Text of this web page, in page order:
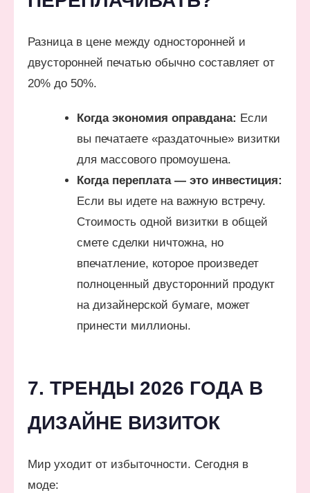
Разница в цене между односторонней и
двусторонней печатью обычно составляет от
20% до 50%.
Когда экономия оправдана: Если
вы печатаете «раздаточные» визитки
для массового промоушена.
Когда переплата — это инвестиция:
Если вы идете на важную встречу.
Стоимость одной визитки в общей
смете сделки ничтожна, но
впечатление, которое произведет
полноценный двусторонний продукт
на дизайнерской бумаге, может
принести миллионы.
7. ТРЕНДЫ 2026 ГОДА В
ДИЗАЙНЕ ВИЗИТОК
Мир уходит от избыточности. Сегодня в
моде: